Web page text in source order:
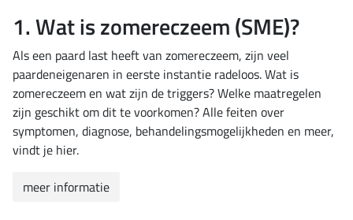
1. Wat is zomereczeem (SME)?
Als een paard last heeft van zomereczeem, zijn veel
paardeneigenaren in eerste instantie radeloos. Wat is
zomereczeem en wat zijn de triggers? Welke maatregelen
zijn geschikt om dit te voorkomen? Alle feiten over
symptomen, diagnose, behandelingsmogelijkheden en meer,
vindt je hier.
meer informatie